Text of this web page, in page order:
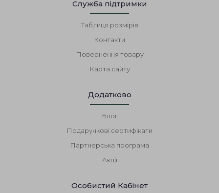
Служба підтримки
Таблиця розмірів
Контакти
Повернення товару
Карта сайту
Додатково
Блог
Подарункові сертифікати
Партнерська програма
Акції
Особистий Кабінет